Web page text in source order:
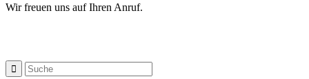
Wir freuen uns auf Ihren Anruf.